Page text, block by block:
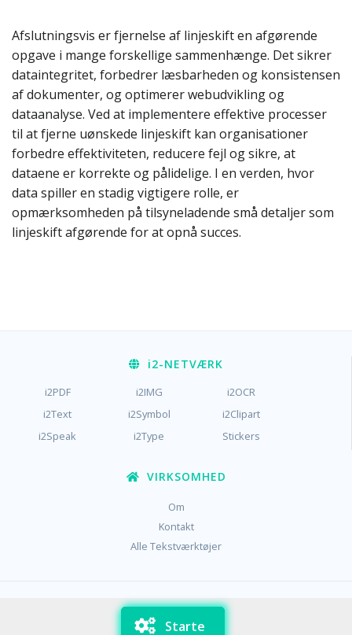
Starte
Afslutningsvis er fjernelse af linjeskift en afgørende
opgave i mange forskellige sammenhænge. Det sikrer
dataintegritet, forbedrer læsbarheden og konsistensen
af dokumenter, og optimerer webudvikling og
dataanalyse. Ved at implementere effektive processer
til at fjerne uønskede linjeskift kan organisationer
forbedre effektiviteten, reducere fejl og sikre, at
dataene er korrekte og pålidelige. I en verden, hvor
data spiller en stadig vigtigere rolle, er
opmærksomheden på tilsyneladende små detaljer som
linjeskift afgørende for at opnå succes.
i2-NETVÆRK
i2PDF i2IMG
i2OCR
i2Text
i2Symbol
i2Clipart
i2Speak
i2Type Stickers
VIRKSOMHED
Om
Kontakt
Alle Tekstværktøjer
Privatliv / Vilkår / Cookies
Copyright © i2Text 2023-2026,Sciweavers LLC